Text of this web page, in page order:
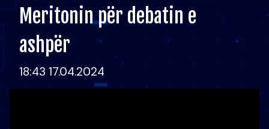
Meritonin për debatin e
ashpër
18:43 17.04.2024